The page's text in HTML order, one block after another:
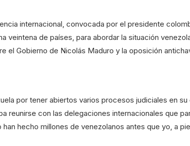
internacional, convocada por el presidente
veintena de países, para abordar la situación
el Gobierno de Nicolás Maduro y la oposición
por tener abiertos varios procesos judiciales en su
reunirse con las delegaciones internacionales que
hecho millones de venezolanos antes que yo, a